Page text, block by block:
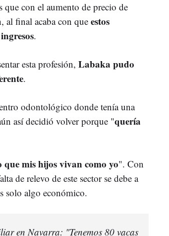
con el aumento de precio de
al final acaba con que estos
.
esta profesión, Labaka pudo
.
odontológico donde tenía una
así decidió volver porque "quería
que mis hijos vivan como yo". Con
de relevo de este sector se debe a
solo algo económico.
en Navarra: "Tenemos 80 vacas